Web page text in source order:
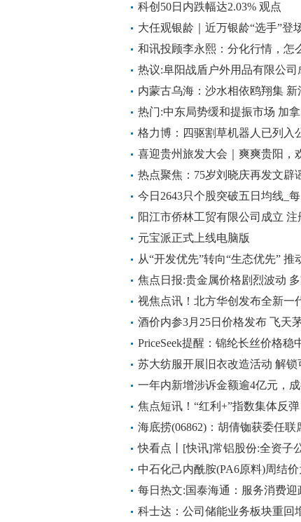
司回应
科创50日内跌幅达2.03% 观点
大任观银龄｜近万银龄“选手”登
点评
和讯投顾李永熙：分化行情，怎
热议:阜阳战盾户外用品有限公
内蒙古乌海：沙水相依鸥翔集 新
热门:中东局势缓和提振市场 加
32400点
格力博：四驱割草机器人已列入
喜迎贵州旅发大会｜爽爽贵阳，
热点聚焦：75岁刘晓庆再发文辟
预告吗？这么想我死啊，“本是同
今日2643只个股突破五日均线_
阳江市侨林工贸有限公司成立 注
元宝派正式上线电脑版
从“开发优先”转向“生态优先”
议
焦点日报:贵金属价格剧烈波动
视焦点讯！北方华创发布全新一
离子体（ICP）刻蚀设备
酒价内参3月25日价格发布 飞天
抬升-动态
PriceSeek提醒：锦纶长丝价格稳
苏大纺服开展旧衣改造活动 解
一年内新增涉诉金额逾4亿元，
遭合作方单方面终止合同 微资讯
焦点短讯！“红利+”指数集体反
(159222)、价值ETF易方达
海底捞(06862)：胡倩铷获委任
序文件代理人
快看点丨[快讯]常铝股份:全资子
中石化己内酰胺(PA6原料)周结
每日热文:国泰海通：服务消费
科士达：公司储能业务板块重回